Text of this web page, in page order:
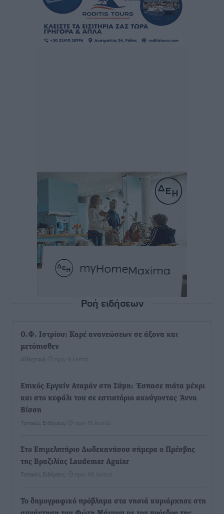
Ροή ειδήσεων
Ο.Φ. Ιστρίου: Καρέ ανανεώσεων σε άξονα και
μετόπισθεν
Αθλητικά πριν 9 λεπτά
Επικός Εργκίν Αταμάν στη Σύμη: Έσπασε πιάτα μέχρι
και στο κεφάλι του σε εστιατόριο ακούγοντας Άννα
Βίσση
Τοπικές Ειδήσεις πριν 15 λεπτά
Στο Επιμελητήριο Δωδεκανήσου σήμερα ο Πρέσβης
της Βραζιλίας Laudemar Aguiar
Τοπικές Ειδήσεις πριν 45 λεπτά
To δημογραφικό πρόβλημα στα νησιά κυριάρχησε στη